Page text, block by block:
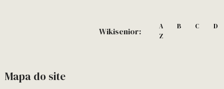
Wikisenior: A B C D
Z
Mapa do site